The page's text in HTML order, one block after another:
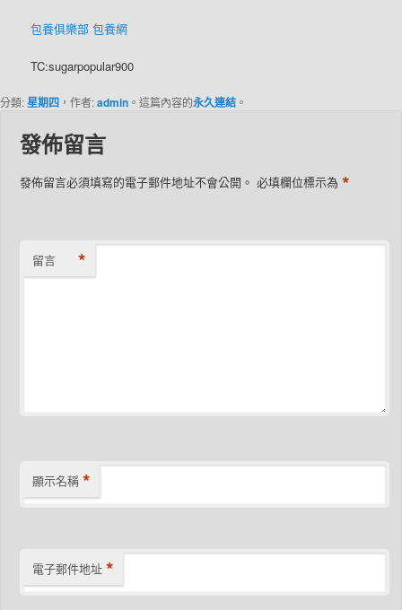
包養俱樂部 包養網
TC:sugarpopular900
分類:星期四 ，作者:admin 。這篇內容的永久連結 。
發佈留言
發佈留言必須填寫的電子郵件地址不會公開。 必填欄位標示為*
留言 *
顯示名稱 *
電子郵件地址 *